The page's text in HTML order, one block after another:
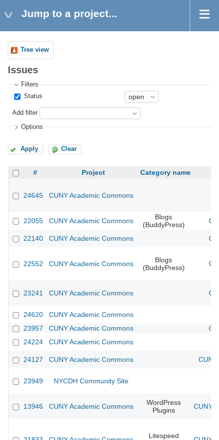
Jump to a project...
Tree view
Issues
Filters
Status
Add filter
Options
Apply Clear
# Project Category name
24645 CUNY Academic Commons
22055 CUNY Academic Commons
Blogs
(BuddyPress)
22140 CUNY Academic Commons
22552 CUNY Academic Commons
Blogs
(BuddyPress)
23241 CUNY Academic Commons
24620
CUNY Academic Commons
23957
CUNY Academic Commons
24224
CUNY Academic Commons
24127 CUNY Academic Commons
23949 NYCDH Community Site
13946 CUNY Academic Commons
WordPress
Plugins
CUNY
Litespeed